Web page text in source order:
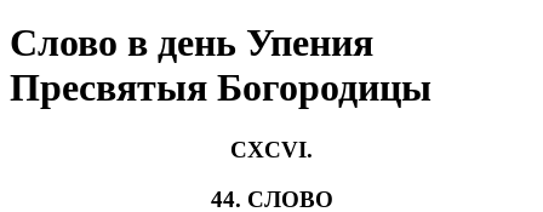
Слово в день Упения
Пресвятыя Богородицы
CXCVI.
44. СЛОВО